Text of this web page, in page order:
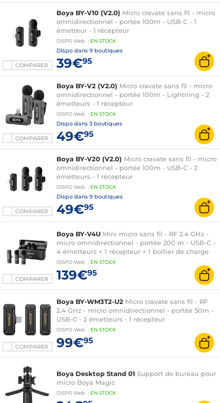
COMPARER
Boya BY-V10 (V2.0) Micro cravate sans fil - micro
omnidirectionnel - portée 100m - USB-C - 1
émetteur - 1 récepteur
DISPO Web : EN STOCK
Dispo dans 9 boutiques
39€95
COMPARER
Boya BY-V2 (V2.0) Micro cravate sans fil - micro
omnidirectionnel - portée 100m - Lightning - 2
émetteurs - 1 récepteur
DISPO Web : EN STOCK
Dispo dans 3 boutiques
49€95
COMPARER
Boya BY-V20 (V2.0) Micro cravate sans fil - micro
omnidirectionnel - portée 100m - USB-C - 2
émetteurs - 1 récepteur
DISPO Web : EN STOCK
Dispo dans 9 boutiques
49€95
COMPARER
Boya BY-V4U Mini micro sans fil - RF 2.4 GHz -
micro omnidirectionnel - portée 200 m - USB-C -
4 émetteurs + 1 récepteur + 1 boîtier de charge
DISPO Web : EN STOCK
139€95
COMPARER
Boya BY-WM3T2-U2 Micro cravate sans fil - RF
2.4 GHz - micro omnidirectionnel - portée 50m -
USB-C - 2 émetteurs - 1 récepteur
DISPO Web : EN STOCK
99€95
Boya Desktop Stand 01 Support de bureau pour
micro Boya Magic
DISPO Web : EN STOCK